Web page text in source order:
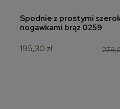
dodaj do koszyka
Spodnie z prostymi
nogawkami brąz 0259
195,30 zł